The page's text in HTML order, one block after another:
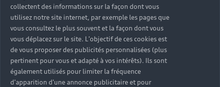
collectent des informations sur la façon dont vous
utilisez notre site internet, par exemple les pages que
vous consultez le plus souvent et la façon dont vous
vous déplacez sur le site. L'objectif de ces cookies est
de vous proposer des publicités personnalisées (plus
pertinent pour vous et adapté à vos intérêts). Ils sont
également utilisés pour limiter la fréquence
d'apparition d'une annonce publicitaire et pour
Fonctionnalités
disponibles avec